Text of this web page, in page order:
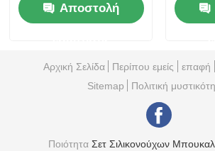
με Λουράκι Χεριού
Αποστολή
να
Αρχική Σελίδα Περίπου εμείς επαφή
Sitemap
Πολιτική
ΠοιότηταΣετ Σιλικονούχων